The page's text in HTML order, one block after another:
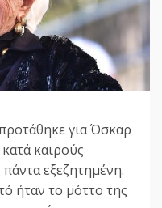
για Όσκαρ
καιρούς
εξεζητημένη.
ήταν το μόττο της